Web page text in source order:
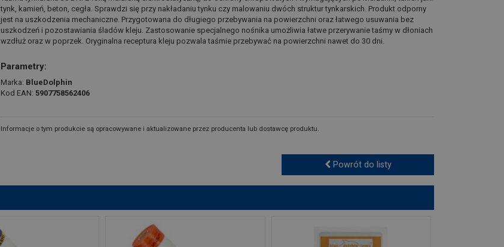
tynk, kamień, beton, cegła. Sprawdzi się przy nakładaniu tynku czy malowaniu dwóch struktur tynkarskich. Produkt odporny
jest na uszkodzenia mechaniczne. Przygotowana do długiego przebywania na powierzchni oraz łatwego usuwania bez
uszkodzeń i pozostawiania śladów kleju. Zastosowanie specjalnego nośnika umożliwia łatwe przerywanie taśmy w dłoniach
wzdłuż oraz w poprzek. Oryginalna receptura kleju pozwala taśmie przebywać na powierzchni nawet do 30 dni.
Parametry:
Marka: BlueDolphin
Kod EAN: 5907758562406
Informacje o tym produkcie są opracowywane i aktualizowane przez producenta lub dostawcę produktu.
Powrót do listy